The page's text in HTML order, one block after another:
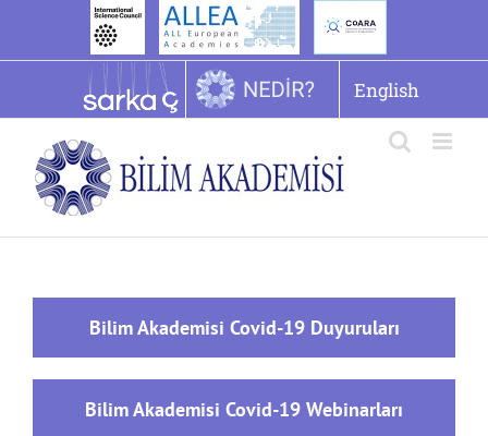
English
Bilim Akademisi Covid-19 Duyuruları
Bilim Akademisi Covid-19 Webinarları